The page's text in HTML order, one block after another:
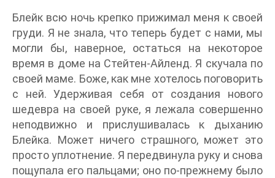
Блейк всю ночь крепко прижимал меня к своей
груди. Я не знала, что теперь будет с нами, мы
могли бы, наверное, остаться на некоторое
время в доме на Стейтен-Айленд. Я скучала по
своей маме. Боже, как мне хотелось поговорить
с ней. Удерживая себя от создания нового
шедевра на своей руке, я лежала совершенно
неподвижно и прислушивалась к дыханию
Блейка. Может ничего страшного, может это
просто уплотнение. Я передвинула руку и снова
пощупала его пальцами; оно по-прежнему было